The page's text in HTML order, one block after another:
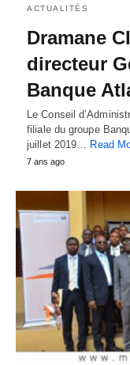
ACTUALITÉS
Dramane
directeur
Banque
Le Conseil
filiale du groupe
juillet 2019…
Read
7 ans ago